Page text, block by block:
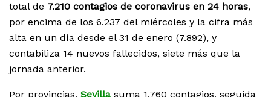
total de 7.210 contagios de coronavirus en 24 horas,
por encima de los 6.237 del miércoles y la cifra más
alta en un día desde el 31 de enero (7.892), y
contabiliza 14 nuevos fallecidos, siete más que la
jornada anterior.
Por provincias, Sevilla suma 1.760 contagios, seguida